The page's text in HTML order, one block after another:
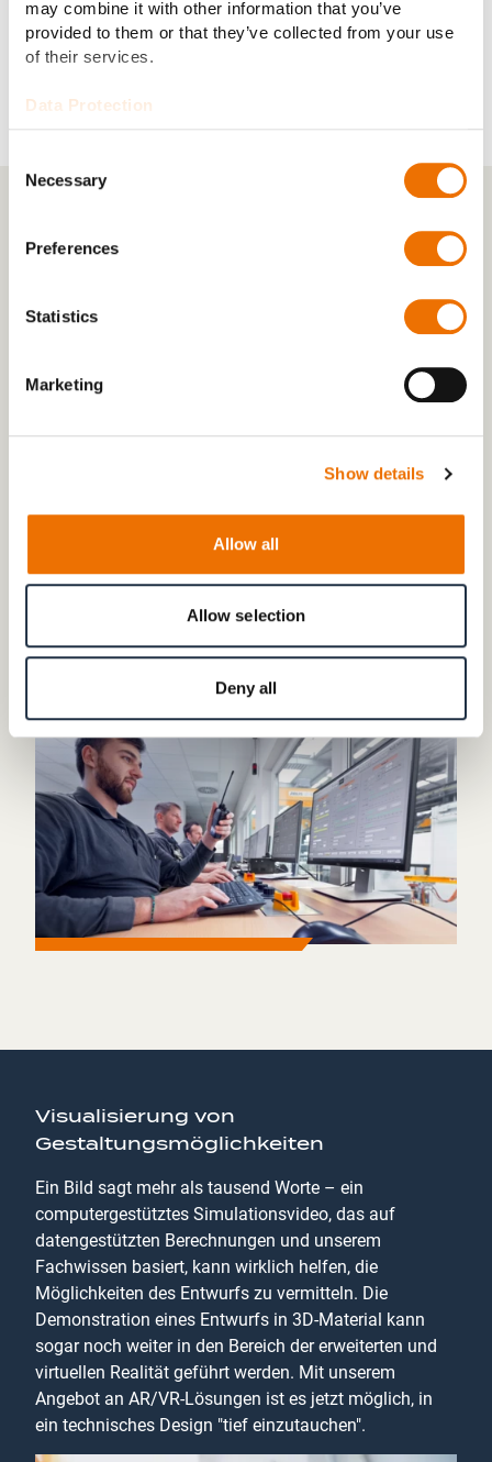
may combine it with other information that you’ve
provided to them or that they’ve collected from your use
of their services.
Data Protection
Selection
Necessary
Preferences
Statistics
Marketing
Show details
Allow all
Allow selection
Deny all
Als einer der größten Anbieter von Mobilitätslösungen
mit einer Vielzahl von Projekten und jahrzehntelanger
Simulations- und Testmöglichkeiten geschaffen.
Radfahrzeugen
Simulation dynamischer Vorgänge
Bewertung der Fahrzeugleistung
Visualisierung von
Gestaltungsmöglichkeiten
Ein Bild sagt mehr als tausend Worte – ein
computergestütztes Simulationsvideo, das auf
datengestützten Berechnungen und unserem
Fachwissen basiert, kann wirklich helfen, die
Möglichkeiten des Entwurfs zu vermitteln. Die
Demonstration eines Entwurfs in 3D-Material kann
sogar noch weiter in den Bereich der erweiterten und
virtuellen Realität geführt werden. Mit unserem
Angebot an AR/VR-Lösungen ist es jetzt möglich, in
ein technisches Design "tief einzutauchen".